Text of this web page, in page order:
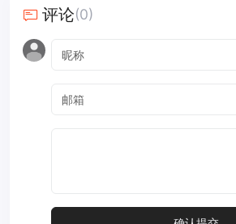
评论(0)